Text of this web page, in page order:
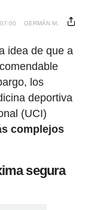
GERMÁN M.
idea de que a
los
deportiva
(UCI)
complejos
segura